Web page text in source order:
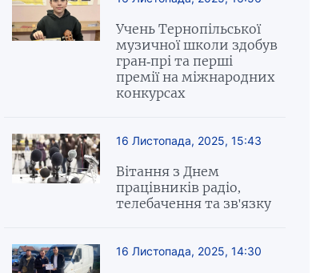
Учень Тернопільської
музичної школи здобув
гран-прі та перші
премії на міжнародних
конкурсах
16 Листопада, 2025, 15:43
Вітання з Днем
працівників радіо,
телебачення та зв'язку
16 Листопада, 2025, 14:30